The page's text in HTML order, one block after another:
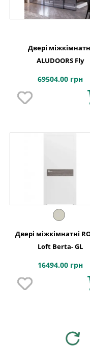
Двері
ALUDOORS Fly
69504.00 грн
Двері міжкімнатні
Loft Berta- GL
16494.00 грн